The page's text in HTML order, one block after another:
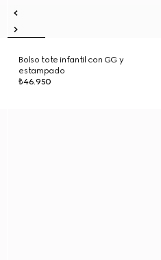
Bolso tote infantil con GG y
estampado
₺46.950